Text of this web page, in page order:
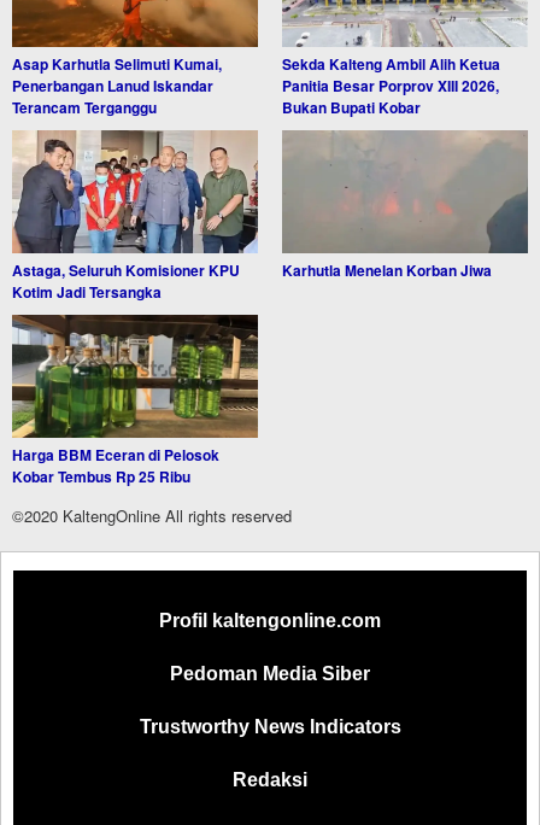
Asap Karhutla Selimuti Kumai,
Penerbangan Lanud Iskandar
Terancam Terganggu
Sekda Kalteng Ambil Alih Ketua
Panitia Besar Porprov XIII 2026,
Bukan Bupati Kobar
Astaga, Seluruh Komisioner KPU
Kotim Jadi Tersangka
Karhutla Menelan Korban Jiwa
Harga BBM Eceran di Pelosok
Kobar Tembus Rp 25 Ribu
©2020 KaltengOnline All rights reserved
Profil kaltengonline.com
Pedoman Media Siber
Trustworthy News Indicators
Redaksi